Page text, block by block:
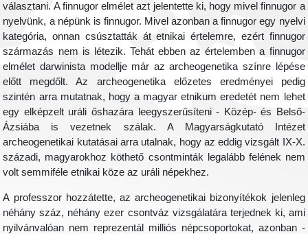
választani. A finnugor elmélet azt jelentette ki, hogy mivel finnugor a
nyelvünk, a népünk is finnugor. Mivel azonban a finnugor egy nyelvi
kategória, onnan csúsztatták át etnikai értelemre, ezért finnugor
származás nem is létezik. Tehát ebben az értelemben a finnugor
elmélet darwinista modellje már az archeogenetika színre lépése
előtt megdőlt. Az archeogenetika előzetes eredményei pedig
szintén arra mutatnak, hogy a magyar etnikum eredetét nem lehet
egy elképzelt uráli őshazára leegyszerűsíteni - Közép- és Belső-
Ázsiába is vezetnek szálak. A Magyarságkutató Intézet
archeogenetikai kutatásai arra utalnak, hogy az eddig vizsgált IX-X.
századi, magyarokhoz köthető csontminták legalább felének nem
volt semmiféle etnikai köze az uráli népekhez.
A professzor hozzátette, az archeogenetikai bizonyítékok jelenleg
néhány száz, néhány ezer csontváz vizsgálatára terjednek ki, ami
nyilvánvalóan nem reprezentál milliós népcsoportokat, azonban -